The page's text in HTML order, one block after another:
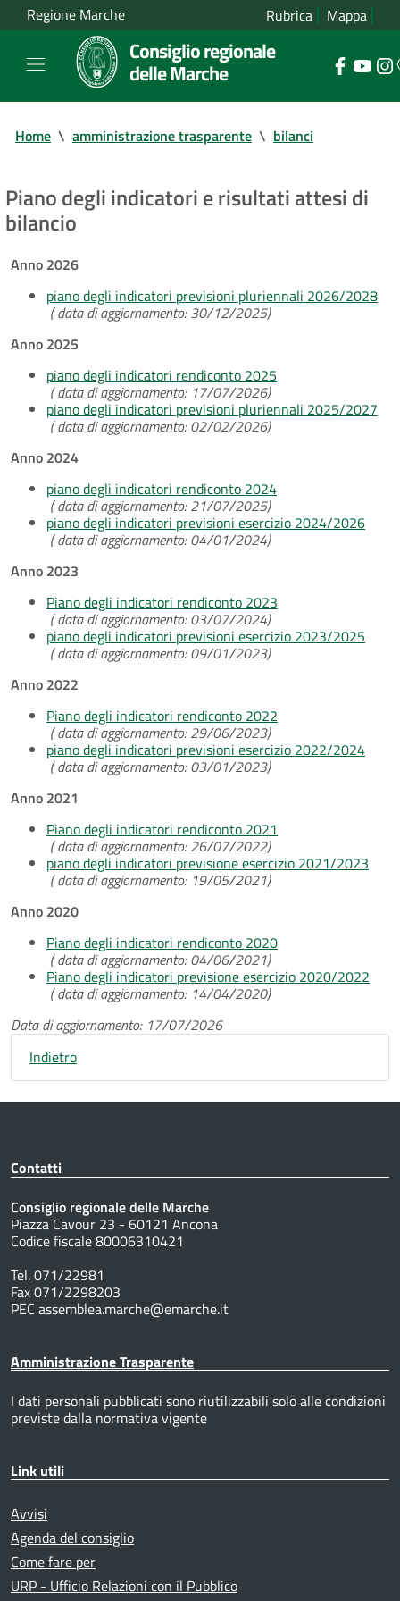
Regione Marche Rubrica Mappa
Consiglio regionale
delle Marche
Home \ amministrazione trasparente \ bilanci
Piano degli indicatori e risultati attesi di
bilancio
Anno 2026
piano degli indicatori previsioni pluriennali 2026/2028
( data di aggiornamento: 30/12/2025)
Anno 2025
piano degli indicatori rendiconto 2025
( data di aggiornamento: 17/07/2026)
piano degli indicatori previsioni pluriennali 2025/2027
( data di aggiornamento: 02/02/2026)
Anno 2024
piano degli indicatori rendiconto 2024
( data di aggiornamento: 21/07/2025)
piano degli indicatori previsioni esercizio 2024/2026
( data di aggiornamento: 04/01/2024)
Anno 2023
Piano degli indicatori rendiconto 2023
( data di aggiornamento: 03/07/2024)
piano degli indicatori previsioni esercizio 2023/2025
( data di aggiornamento: 09/01/2023)
Anno 2022
Piano degli indicatori rendiconto 2022
( data di aggiornamento: 29/06/2023)
piano degli indicatori previsioni esercizio 2022/2024
( data di aggiornamento: 03/01/2023)
Anno 2021
Piano degli indicatori rendiconto 2021
( data di aggiornamento: 26/07/2022)
piano degli indicatori previsione esercizio 2021/2023
( data di aggiornamento: 19/05/2021)
Anno 2020
Piano degli indicatori rendiconto 2020
( data di aggiornamento: 04/06/2021)
Piano degli indicatori previsione esercizio 2020/2022
( data di aggiornamento: 14/04/2020)
Data di aggiornamento: 17/07/2026
Indietro
Contatti
Consiglio regionale delle Marche
Piazza Cavour 23 - 60121 Ancona
Codice fiscale 80006310421
Tel. 071/22981
Fax 071/2298203
PEC assemblea.marche@emarche.it
Amministrazione Trasparente
I dati personali pubblicati sono riutilizzabili solo alle condizioni
previste dalla normativa vigente
Link utili
Avvisi
Agenda del consiglio
Come fare per
URP - Ufficio Relazioni con il Pubblico